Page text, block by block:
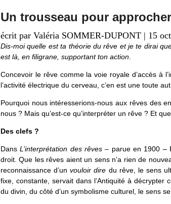
Un trousseau pour
écrit par Valéria SOMMER-DUPONT | 15
Dis-moi quelle est ta théorie du rêve et je te dirai
est là, en filigrane, supportant ton action
Concevoir le rêve comme la voie royale d’accès à
l’activité électrique du cerveau, c’en est une toute
Pourquoi nous intéresserions-nous aux rêves des
nous ? Mais qu’est-ce qu’interpréter un rêve ? Et
Des clefs ?
DansL’interprétation des rêves – parue en 1900–
droit. Que les rêves aient un sens n’a rien de
reconnaissance d’unvouloir dire du rêve, le sens
fixe, constante, servait dans l’Antiquité à
du divin, du côté d’un symbolisme culturel, le sens